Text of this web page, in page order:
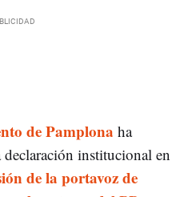
de Pamplona ha
declaración institucional en
de la portavoz de